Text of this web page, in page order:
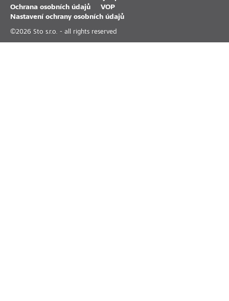
Ochrana osobních údajů
VOP
Nastavení ochrany osobních údajů
©2026 Sto s.r.o. - all rights reserved